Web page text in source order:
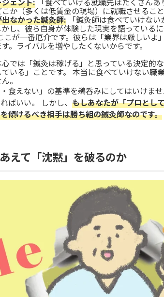
か（多くは低賃金の現場）に就職させるこ
なかった鍼灸師: 「鍼灸師は食べていけな
し、彼ら自身が体験した現実を語っているに
こが一番厄介です。彼らは「業界は厳しい
。ライバルを増やしたくないからです。
では「鍼灸は稼げる」と思っている決定的
いる」ことです。 本当に食べていけない職
。
食えない」の基準を鵜呑みにしてはいけま
ばいい。 しかし、 もしあなたが「プロとし
傾けるべき相手は勝ち組の鍼灸師なのです。
えて「沈黙」を破るのか